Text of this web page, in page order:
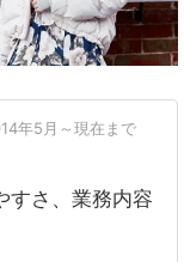
年5月～現在まで
すさ、業務内容